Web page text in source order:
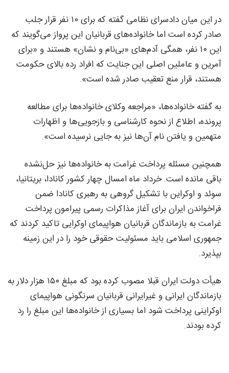
در این میان دادسرای نظامی گفته که برای ۱۰ نفر قرار جلب
صادر کرده است اما خانواده‌های قربانیان این پرواز می‌گویند که
این ۱۰ نفر، همگی آدم‌های «بی‌نام و نشان» هستند و «برای
آمرین و عاملین اصلی این جنایت که افراد رده بالای حکومت
هستند، قرار منع تعقیب صادر شده است».
به گفته خانواده‌ها، «مراجعه‌ وکلای خانواد‌ه‌ها برای مطالعه‌
پرونده، اطلاع از نحوه کارشناسی و بازجویی‌ها و اظهارات
متهمین و یافتن نام آن‌ها نیز به جایی نرسیده است».
همچنین مسئله پرداخت غرامت به خانواده‌ها نیز حل‌نشده
باقی مانده است. خرداد ماه امسال چهار کشور کانادا، بریتانیا،
سوئد و اوکراین با تشکیل گروهی به رهبری کانادا ضمن
فراخواندن ایران برای آغاز مذاکرات رسمی پیرامون پرداخت
غرامت به بازماندگان قربانیان هواپیمای اوکرایی تاکید کردند که
جمهوری اسلامی باید مسئولیت حقوقی خود را در این‌ زمینه
بپذیرد.
هیأت دولت ایران قبلا مصوب کرده بود که مبلغ ۱۵۰ هزار دلار به
بازماندگان ایرانی و غیرایرانی قربانیان سرنگونی هواپیمای
اوکراینی پرداخت شود اما بسیاری از خانواده‌ها این مبلغ را رد
کرده بودند.